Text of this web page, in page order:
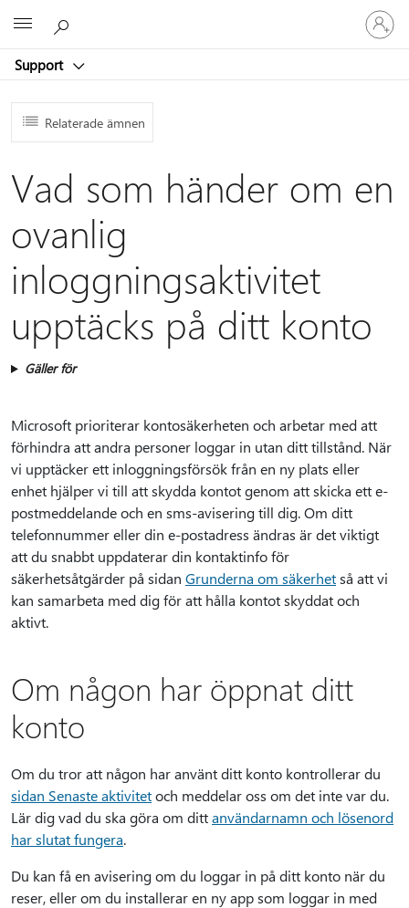
Support
Logga
in
på
konto
Relaterade ämnen
Vad som händer om en
ovanlig
inloggningsaktivitet
upptäcks på ditt konto
Gäller för
Microsoft prioriterar kontosäkerheten och arbetar med att
förhindra att andra personer loggar in utan ditt tillstånd. När
vi upptäcker ett inloggningsförsök från en ny plats eller
enhet hjälper vi till att skydda kontot genom att skicka ett e-
postmeddelande och en sms-avisering till dig. Om ditt
telefonnummer eller din e-postadress ändras är det viktigt
att du snabbt uppdaterar din kontaktinfo för
säkerhetsåtgärder på sidan Grunderna om säkerhetså att vi
kan samarbeta med dig för att hålla kontot skyddat och
aktivt.
Om någon har öppnat ditt
konto
Om du tror att någon har använt ditt konto kontrollerar du
sidan Senaste aktivitetoch meddelar oss om det inte var du.
Lär dig vad du ska göra om dittanvändarnamn och lösenord
har slutat fungera.
Du kan få en avisering om du loggar in på ditt konto när du
reser, eller om du installerar en ny app som loggar in med